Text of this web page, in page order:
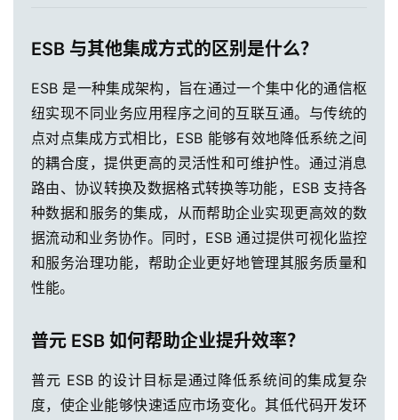
ESB 与其他集成方式的区别是什么？
ESB 是一种集成架构，旨在通过一个集中化的通信枢
纽实现不同业务应用程序之间的互联互通。与传统的
点对点集成方式相比，ESB 能够有效地降低系统之间
的耦合度，提供更高的灵活性和可维护性。通过消息
路由、协议转换及数据格式转换等功能，ESB 支持各
种数据和服务的集成，从而帮助企业实现更高效的数
据流动和业务协作。同时，ESB 通过提供可视化监控
和服务治理功能，帮助企业更好地管理其服务质量和
性能。
普元 ESB 如何帮助企业提升效率？
普元 ESB 的设计目标是通过降低系统间的集成复杂
度，使企业能够快速适应市场变化。其低代码开发环